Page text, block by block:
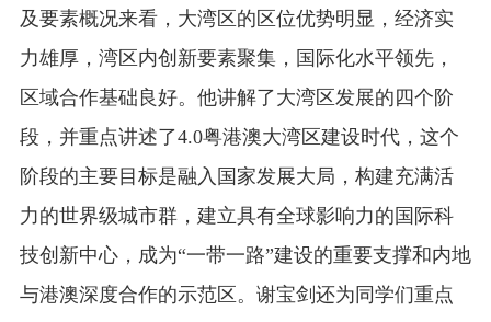
及要素概况来看，大湾区的区位优势明显，经济实
力雄厚，湾区内创新要素聚集，国际化水平领先，
区域合作基础良好。他讲解了大湾区发展的四个阶
段，并重点讲述了4.0粤港澳大湾区建设时代，这个
阶段的主要目标是融入国家发展大局，构建充满活
力的世界级城市群，建立具有全球影响力的国际科
技创新中心，成为“一带一路”建设的重要支撑和内地
与港澳深度合作的示范区。谢宝剑还为同学们重点